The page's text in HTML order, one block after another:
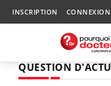
INSCRIPTION CONNEXION
QUESTION D'ACTU